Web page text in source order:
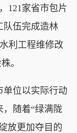
121家省市包片
队伍完成造林
利工程维修改
。
位以实际行动
随着“绿满陇
放更加夺目的